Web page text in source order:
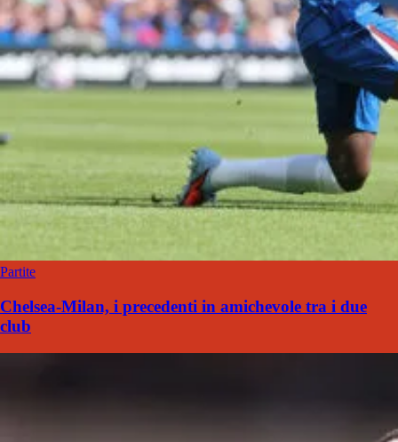
Partite
Chelsea-Milan, i precedenti in amichevole tra i due
club